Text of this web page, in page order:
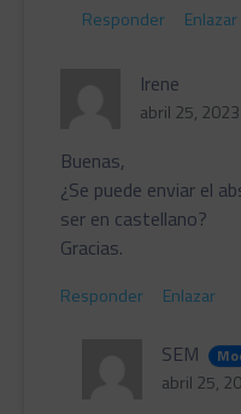
Responder Enlazar
Irene
abril 25,
Buenas,
¿Se puede enviar el
ser en castellano?
Gracias.
Responder Enlazar
SEM
abril 25,